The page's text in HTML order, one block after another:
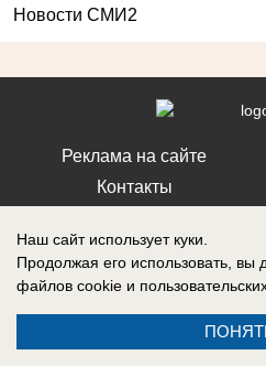
Новости СМИ2
Реклама на сайте
Контакты
службой по надзору в сфере
массовых коммуникаций
Наш сайт использует куки.
Продолжая его использовать, вы
файлов cookie и